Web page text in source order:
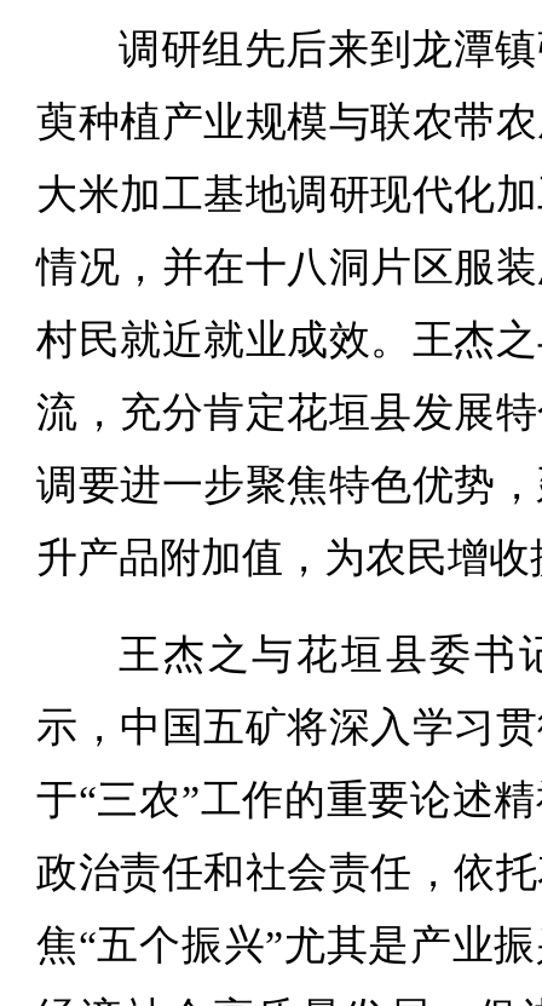
调研组先后来到龙潭
萸种植产业规模与联农带
大米加工基地调研现代化
情况，并在十八洞片区服
村民就近就业成效。王杰
流，充分肯定花垣县发展
调要进一步聚焦特色优势
升产品附加值，为农民增
王杰之与花垣县委书
示，中国五矿将深入学习
于“三农”工作的重要论述
政治责任和社会责任，依
焦“五个振兴”尤其是产业